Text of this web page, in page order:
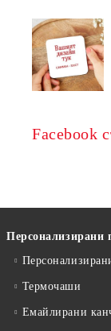
Facebook
Персонализирани
Термочаши
Емайлирани